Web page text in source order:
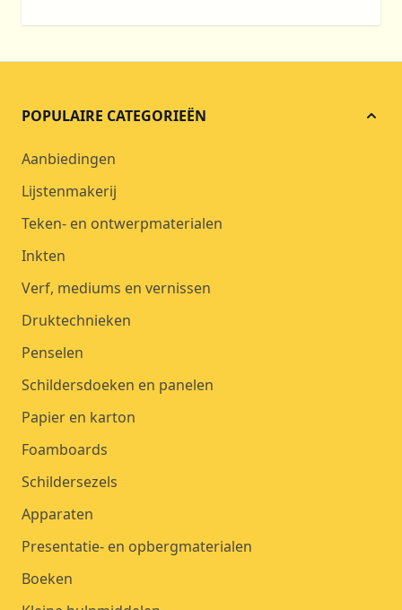
POPULAIRE CATEGORIEËN
Aanbiedingen
Lijstenmakerij
Teken- en ontwerpmaterialen
Inkten
Verf, mediums en vernissen
Druktechnieken
Penselen
Schildersdoeken en panelen
Papier en karton
Foamboards
Schildersezels
Apparaten
Presentatie- en opbergmaterialen
Boeken